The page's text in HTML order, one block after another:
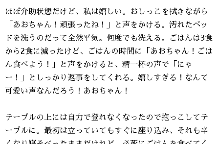
ほぼ介助状態だけど、私は嬉しい。おしっこを拭きながら
「あおちゃん！頑張ったね！」と声をかける。汚れたベッ
ドを洗うのだって全然平気。何度でも洗える。ごはんは3食
から2食に減ったけど、ごはんの時間に「あおちゃん！ごは
ん食べよう！」と声をかけると、精一杯の声で「にゃ
ー！」としっかり返事をしてくれる。嬉しすぎる！なんて
可愛い声なんだろう！あおちゃん！
テーブルの上には自力で登れなくなったので抱っこしてテ
ーブルに。最初は立っていてもすぐに座り込み、それも辛